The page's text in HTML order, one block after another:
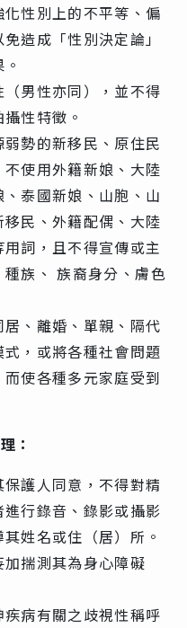
性別上的不平等、偏
造成「性別決定論」
男性亦同），並不得
性特徵。
勢的新移民、原住民
使用外籍新娘、大陸
泰國新娘、山胞、山
民、外籍配偶、大陸
詞，且不得宣傳或主
族、 族裔身分、膚色
、離婚、單親、隔代
，或將各種社會問題
使各種多元家庭受到
：
護人同意，不得對精
行錄音、錄影或攝影
姓名或住（居）所。
揣測其為身心障礙
病有關之歧視性稱呼